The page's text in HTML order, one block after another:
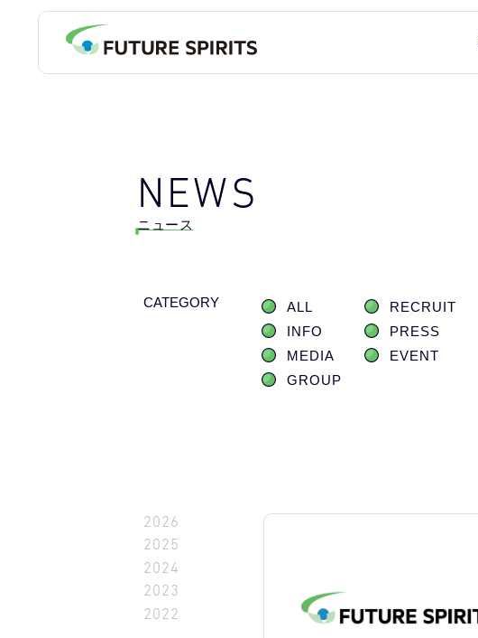
NEWS
ニュース
CATEGORY ALL
RECRUIT
INFO
PRESS
MEDIA
EVENT
GROUP
2026
2025
2024
2023
2022